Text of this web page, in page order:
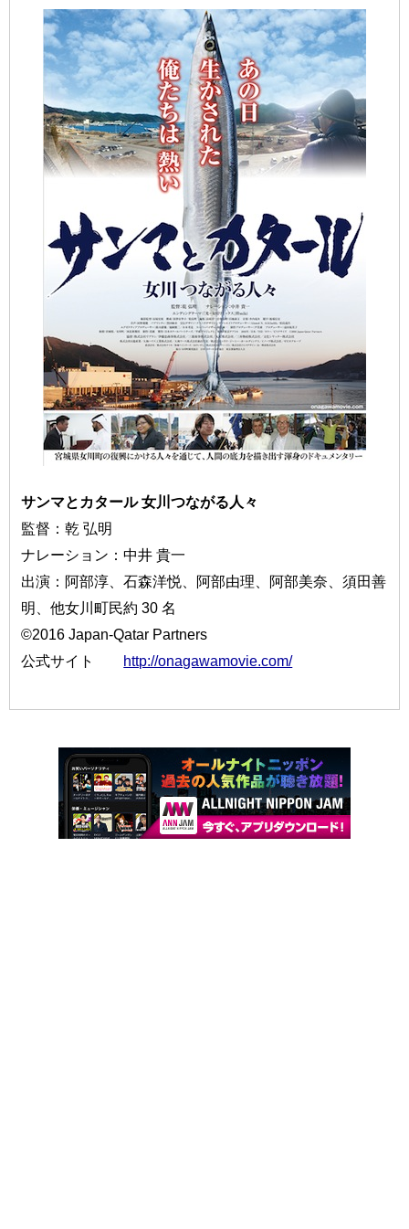
サンマとカタール 女川つながる人々
監督：乾 弘明
ナレーション：中井 貴一
出演：阿部淳、石森洋悦、阿部由理、阿部美奈、須田善
明、他女川町民約 30 名
©2016 Japan-Qatar Partners
公式サイト http://onagawamovie.com/